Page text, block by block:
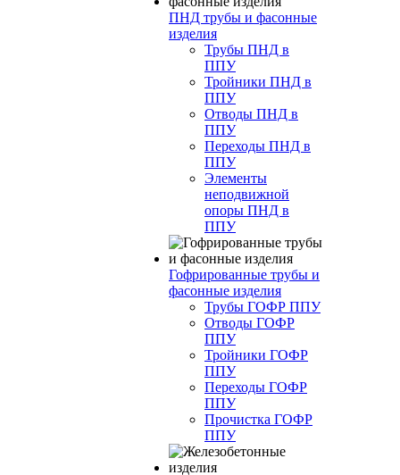
ПНД трубы и фасонные
изделия
Трубы ПНД в
ППУ
Тройники ПНД в
ППУ
Отводы ПНД в
ППУ
Переходы ПНД в
ППУ
Элементы
неподвижной
опоры ПНД в
ППУ
Гофрированные трубы и
фасонные изделия
Трубы ГОФР ППУ
Отводы ГОФР
ППУ
Тройники ГОФР
ППУ
Переходы ГОФР
ППУ
Прочистка ГОФР
ППУ